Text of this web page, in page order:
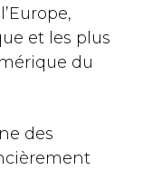
et les plus
du
des